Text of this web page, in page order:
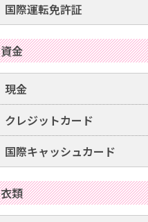
国際運転免許証
資金
現金
クレジットカード
国際キャッシュカード
衣類